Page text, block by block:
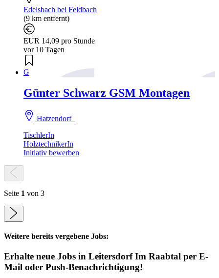
Edelsbach bei Feldbach
(9 km entfernt)
EUR 14,09 pro Stunde
vor 10 Tagen
G
Günter Schwarz GSM Montagen
Hatzendorf
TischlerIn
HolztechnikerIn
Initiativ bewerben
Seite 1 von 3
Weitere bereits vergebene Jobs:
Erhalte neue Jobs in Leitersdorf Im Raabtal per E-
Mail oder Push-Benachrichtigung!